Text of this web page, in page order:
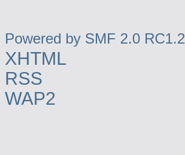
Powered by SMF 2.0 RC1.2
XHTML
RSS
WAP2